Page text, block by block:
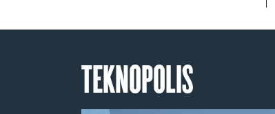
TEKNOPOLIS